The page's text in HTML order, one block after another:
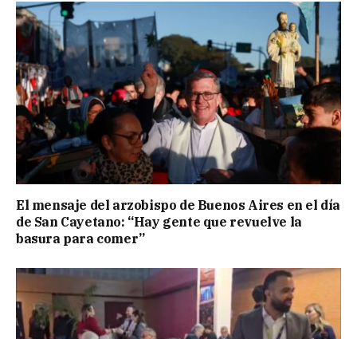
El mensaje del arzobispo de Buenos Aires en el día
de San Cayetano: “Hay gente que revuelve la
basura para comer”